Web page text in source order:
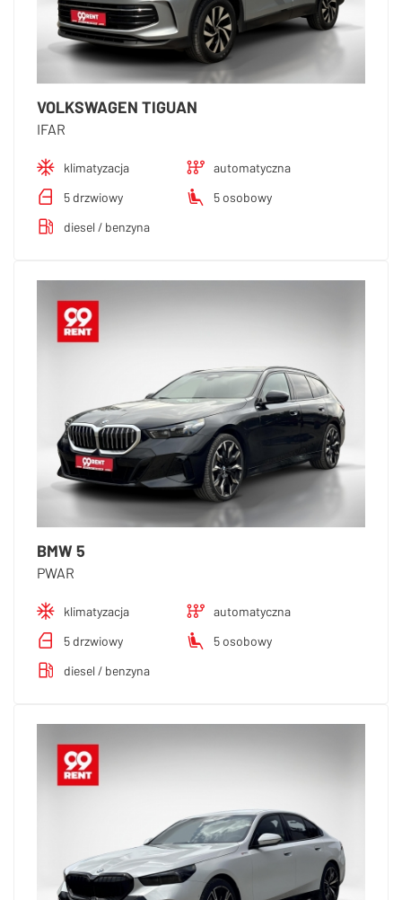
VOLKSWAGEN TIGUAN
IFAR
klimatyzacja
automatyczna
5 drzwiowy
5 osobowy
diesel / benzyna
BMW 5
PWAR
klimatyzacja
automatyczna
5 drzwiowy
5 osobowy
diesel / benzyna